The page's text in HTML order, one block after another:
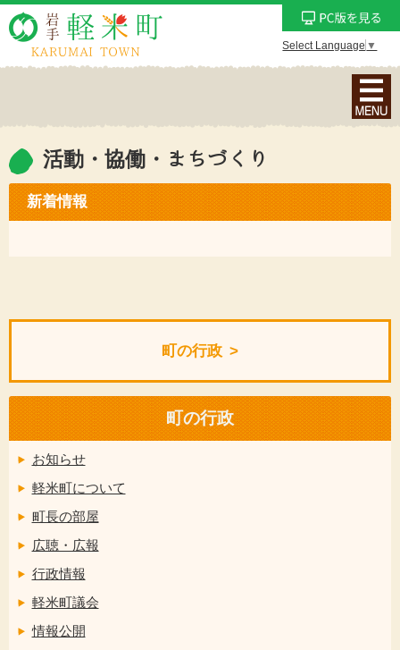
Select Language ▼
ナ
ビ
ョ
ン
活動・協働・まちづくり
新着情報
町の行政
町の行政
お知らせ
軽米町について
町長の部屋
広聴・広報
行政情報
軽米町議会
情報公開